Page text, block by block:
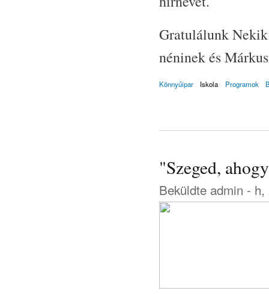
Gratulálunk Nekik
néninek és
Könnyűipar Iskola Programok
"Szeged,
Beküldte admin - h,